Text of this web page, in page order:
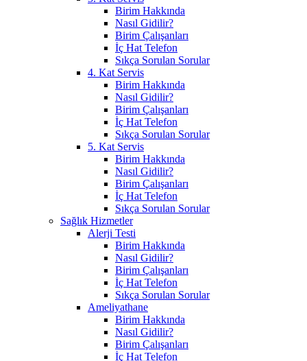
Birim Hakkında
Nasıl Gidilir?
Birim Çalışanları
İç Hat Telefon
Sıkça Sorulan Sorular
4. Kat Servis
Birim Hakkında
Nasıl Gidilir?
Birim Çalışanları
İç Hat Telefon
Sıkça Sorulan Sorular
5. Kat Servis
Birim Hakkında
Nasıl Gidilir?
Birim Çalışanları
İç Hat Telefon
Sıkça Sorulan Sorular
Sağlık Hizmetler
Alerji Testi
Birim Hakkında
Nasıl Gidilir?
Birim Çalışanları
İç Hat Telefon
Sıkça Sorulan Sorular
Ameliyathane
Birim Hakkında
Nasıl Gidilir?
Birim Çalışanları
İç Hat Telefon